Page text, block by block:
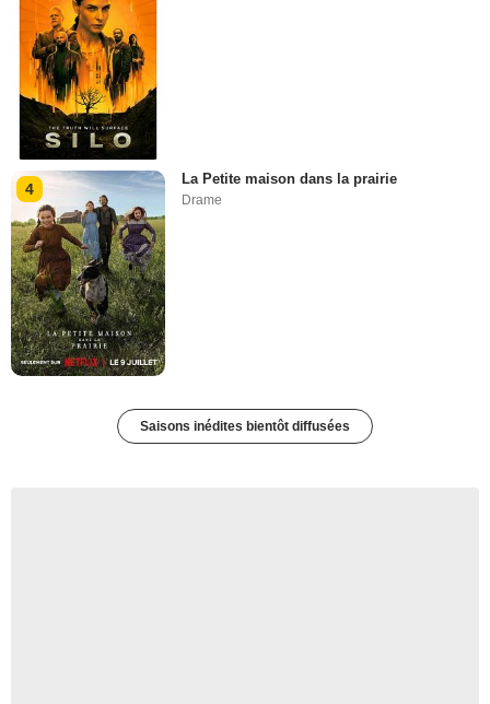
4
La Petite maison dans la prairie
Drame
Saisons inédites bientôt diffusées